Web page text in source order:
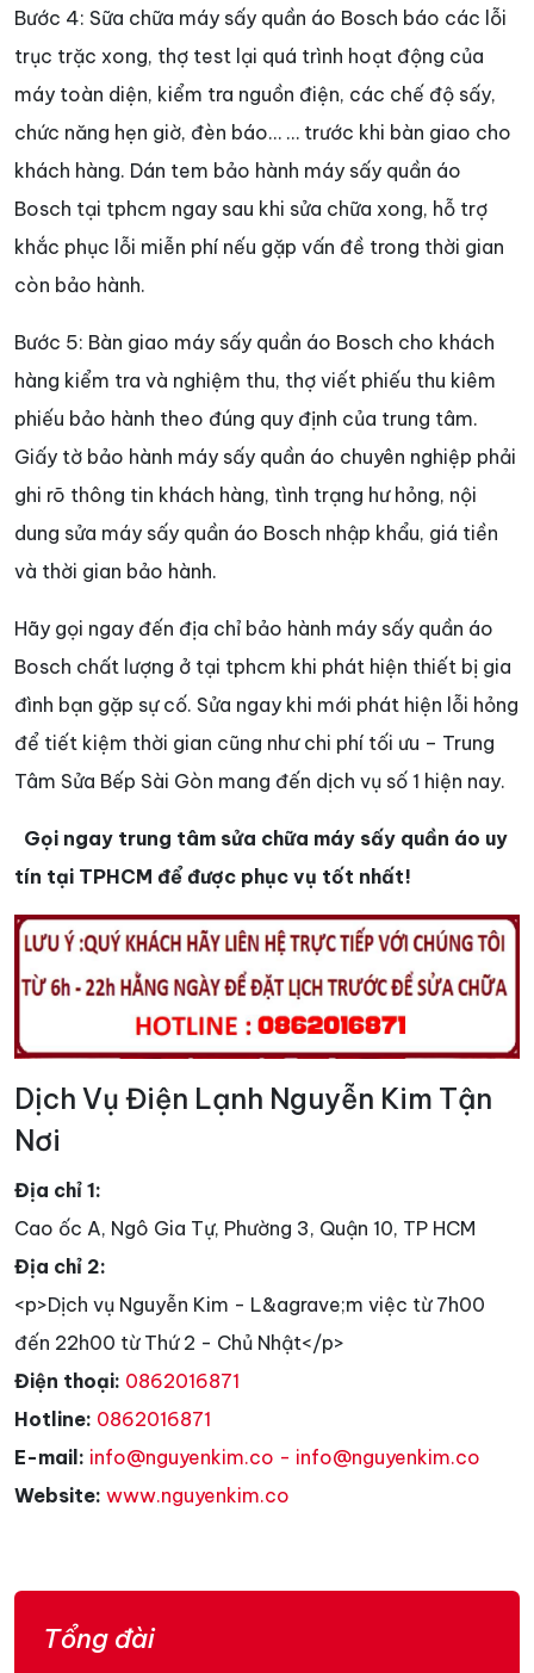
Bước 4: Sữa chữa máy sấy quần áo Bosch báo các lỗi
trục trặc xong, thợ test lại quá trình hoạt động của
máy toàn diện, kiểm tra nguồn điện, các chế độ sấy,
chức năng hẹn giờ, đèn báo… … trước khi bàn giao cho
khách hàng. Dán tem bảo hành máy sấy quần áo
Bosch tại tphcm ngay sau khi sửa chữa xong, hỗ trợ
khắc phục lỗi miễn phí nếu gặp vấn đề trong thời gian
còn bảo hành.
Bước 5: Bàn giao máy sấy quần áo Bosch cho khách
hàng kiểm tra và nghiệm thu, thợ viết phiếu thu kiêm
phiếu bảo hành theo đúng quy định của trung tâm.
Giấy tờ bảo hành máy sấy quần áo chuyên nghiệp phải
ghi rõ thông tin khách hàng, tình trạng hư hỏng, nội
dung sửa máy sấy quần áo Bosch nhập khẩu, giá tiền
và thời gian bảo hành.
Hãy gọi ngay đến địa chỉ bảo hành máy sấy quần áo
Bosch chất lượng ở tại tphcm khi phát hiện thiết bị gia
đình bạn gặp sự cố. Sửa ngay khi mới phát hiện lỗi hỏng
để tiết kiệm thời gian cũng như chi phí tối ưu – Trung
Tâm Sửa Bếp Sài Gòn mang đến dịch vụ số 1 hiện nay.
Gọi ngay trung tâm sửa chữa máy sấy quần áo uy
tín tại TPHCM để được phục vụ tốt nhất!
Dịch Vụ Điện Lạnh Nguyễn Kim Tận
Nơi
Địa chỉ 1:
Cao ốc A, Ngô Gia Tự, Phường 3, Quận 10, TP HCM
Địa chỉ 2:
<p>Dịch vụ Nguyễn Kim - L&agrave;m việc từ 7h00
đến 22h00 từ Thứ 2 - Chủ Nhật</p>
Điện thoại: 0862016871
Hotline: 0862016871
E-mail: info@nguyenkim.co - info@nguyenkim.co
Website: www.nguyenkim.co
Tổng đài